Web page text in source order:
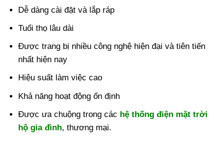
Dễ dàng cài đặt và lắp ráp
Tuổi thọ lâu dài
Được trang bị nhiều công nghệ hiện đại và tiên tiến
nhất hiện nay
Hiệu suất làm việc cao
Khả năng hoạt động ổn định
Được ưa chuộng trong các hệ thống điện mặt trời
hộ gia đình, thương mại.